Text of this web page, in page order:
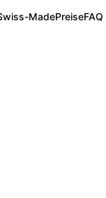
MadePreiseFAQ